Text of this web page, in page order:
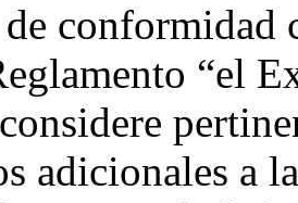
de
“el
adicionales a